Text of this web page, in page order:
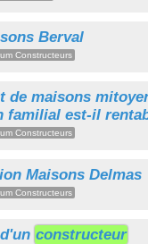
Berval
Constructeurs
de maisons
familial est-il
Constructeurs
Maisons Delmas
Constructeurs
d'un constructeur